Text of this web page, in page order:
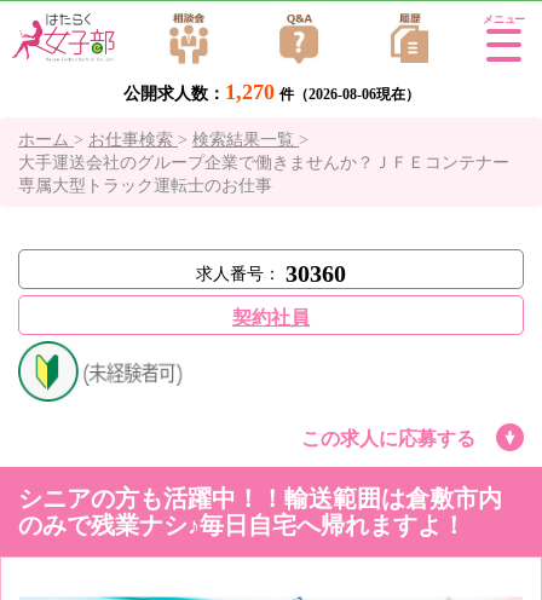
公開求人数： 1,270 件（2026-08-06現在）
Tog
ホーム > お仕事検索 > 検索結果一覧 >
大手運送会社のグループ企業で働きませんか？ＪＦＥコンテナー
専属大型トラック運転士のお仕事
求人番号： 30360
契約社員
この求人に応募する
シニアの方も活躍中！！輸送範囲は倉敷市内
のみで残業ナシ♪毎日自宅へ帰れますよ！